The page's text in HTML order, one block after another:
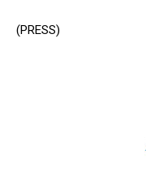
(PRESS)